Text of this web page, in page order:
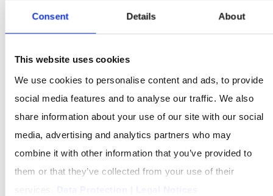
Consent Details About
This website uses cookies
We use cookies to personalise content and ads, to provide
social media features and to analyse our traffic. We also
share information about your use of our site with our social
media, advertising and analytics partners who may
combine it with other information that you’ve provided to
them or that they’ve collected from your use of their
services.
Direct-Mail-Retargeting
Direct-Mail-Retargeting: Wandel Webshop-Besuchende
nachträglich zu Neukundschaft
DIRECT-MAIL-RETARGETING